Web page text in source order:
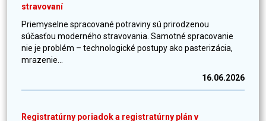
stravovaní
Priemyselne spracované potraviny sú prirodzenou
súčasťou moderného stravovania. Samotné spracovanie
nie je problém – technologické postupy ako pasterizácia,
mrazenie...
16.06.2026
Registratúrny poriadok a registratúrny plán v